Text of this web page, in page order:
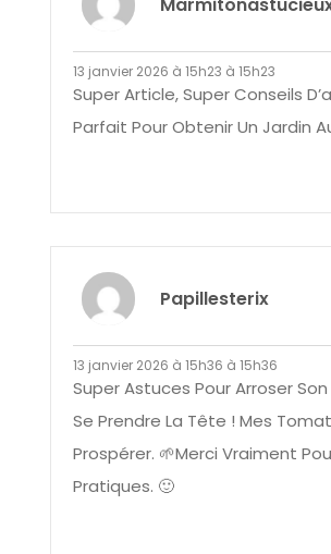
13 janvier 2026 à 15h23 à 15h23
Super Article, Super Conseils
Parfait Pour Obtenir Un Jardin
Papillesterix
13 janvier 2026 à 15h36 à 15h36
Super Astuces Pour Arroser
Se Prendre La Tête ! Mes
Prospérer. 🌱merci Vraiment
Pratiques. 🙂